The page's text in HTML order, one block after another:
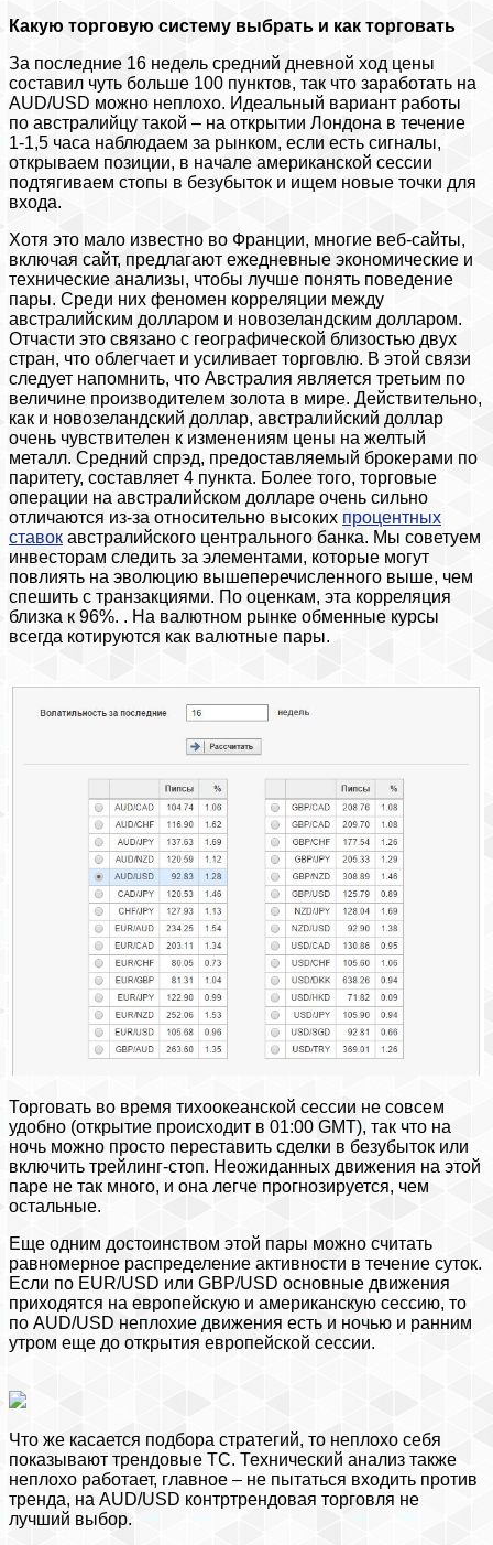
Какую торговую систему выбрать и как торговать
За последние 16 недель средний дневной ход цены
составил чуть больше 100 пунктов, так что заработать на
AUD/USD можно неплохо. Идеальный вариант работы
по австралийцу такой – на открытии Лондона в течение
1-1,5 часа наблюдаем за рынком, если есть сигналы,
открываем позиции, в начале американской сессии
подтягиваем стопы в безубыток и ищем новые точки для
входа.
Хотя это мало известно во Франции, многие веб-сайты,
включая сайт, предлагают ежедневные экономические и
технические анализы, чтобы лучше понять поведение
пары. Среди них феномен корреляции между
австралийским долларом и новозеландским долларом.
Отчасти это связано с географической близостью двух
стран, что облегчает и усиливает торговлю. В этой связи
следует напомнить, что Австралия является третьим по
величине производителем золота в мире. Действительно,
как и новозеландский доллар, австралийский доллар
очень чувствителен к изменениям цены на желтый
металл. Средний спрэд, предоставляемый брокерами по
паритету, составляет 4 пункта. Более того, торговые
операции на австралийском долларе очень сильно
отличаются из-за относительно высоких процентных
ставок австралийского центрального банка. Мы советуем
инвесторам следить за элементами, которые могут
повлиять на эволюцию вышеперечисленного выше, чем
спешить с транзакциями. По оценкам, эта корреляция
близка к 96%. . На валютном рынке обменные курсы
всегда котируются как валютные пары.
Торговать во время тихоокеанской сессии не совсем
удобно (открытие происходит в 01:00 GMT), так что на
ночь можно просто переставить сделки в безубыток или
включить трейлинг-стоп. Неожиданных движения на этой
паре не так много, и она легче прогнозируется, чем
остальные.
Еще одним достоинством этой пары можно считать
равномерное распределение активности в течение суток.
Если по EUR/USD или GBP/USD основные движения
приходятся на европейскую и американскую сессию, то
по AUD/USD неплохие движения есть и ночью и ранним
утром еще до открытия европейской сессии.
Что же касается подбора стратегий, то неплохо себя
показывают трендовые ТС. Технический анализ также
неплохо работает, главное – не пытаться входить против
тренда, на AUD/USD контртрендовая торговля не
лучший выбор.